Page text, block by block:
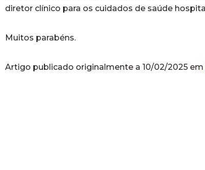
diretor clínico para os cuidados de saúde
Muitos parabéns.
Artigo publicado originalmente a 10/02/2025 em